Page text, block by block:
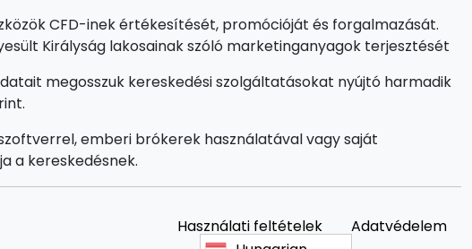
CFD-inek értékesítését, promócióját és forgalmazását.
Királyság lakosainak szóló marketinganyagok terjesztését
megosszuk kereskedési szolgáltatásokat nyújtó harmadik
emberi brókerek használatával vagy saját
a kereskedésnek.
Használati feltételek
Adatvédelem